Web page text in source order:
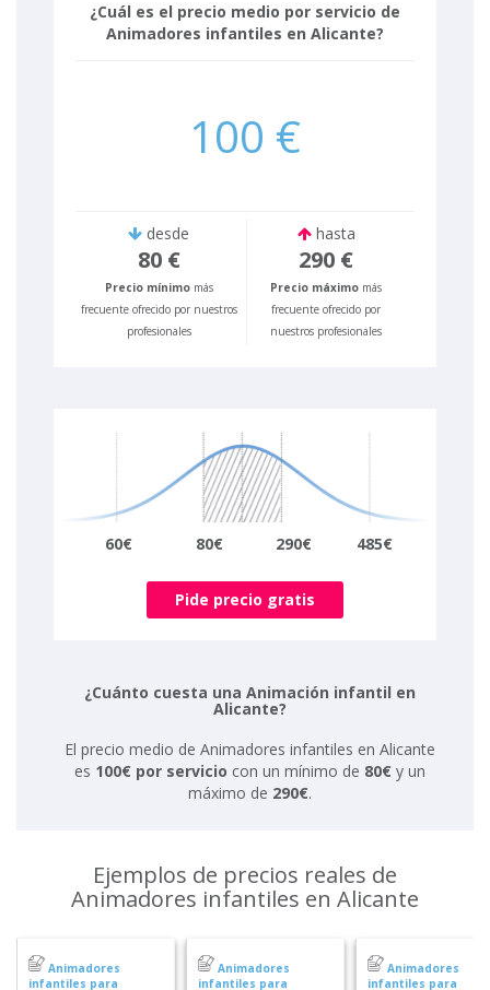
¿Cuál es el precio medio por servicio de
Animadores infantiles en Alicante?
100 €
desde
80 €
Precio mínimomás
frecuente ofrecido por nuestros
profesionales
hasta
290 €
Precio máximo más
frecuente ofrecido por
nuestros profesionales
60€ 80€ 290€ 485€
Pide precio gratis
¿Cuánto cuesta una Animación infantil en
Alicante?
El precio medio de Animadores infantiles en Alicante
es 100€ por servicio con un mínimo de 80€y un
máximo de 290€.
Ejemplos de precios reales de
Animadores infantiles en Alicante
Animadores
infantiles para
Animadores
infantiles para
Animadores
infantiles para